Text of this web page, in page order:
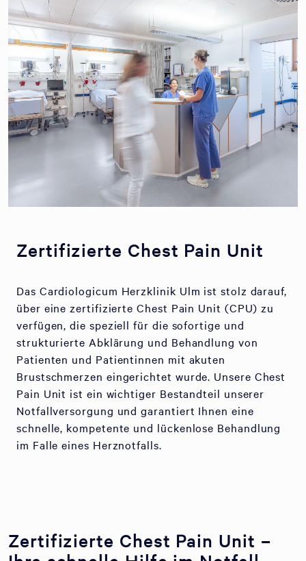
Zertifizierte Chest Pain Unit
Das Cardiologicum Herzklinik Ulm ist stolz darauf,
über eine zertifizierte Chest Pain Unit (CPU) zu
verfügen, die speziell für die sofortige und
strukturierte Abklärung und Behandlung von
Patienten und Patientinnen mit akuten
Brustschmerzen eingerichtet wurde. Unsere Chest
Pain Unit ist ein wichtiger Bestandteil unserer
Notfallversorgung und garantiert Ihnen eine
schnelle, kompetente und lückenlose Behandlung
im Falle eines Herznotfalls.
Zertifizierte Chest Pain Unit –